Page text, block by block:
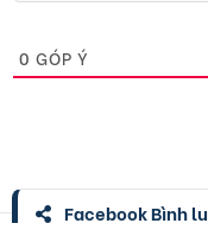
0 GÓP Ý
Facebook Bình